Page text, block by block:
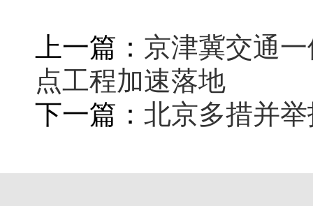
上一篇： 京津冀交通
点工程加速落地
下一篇： 北京多措并